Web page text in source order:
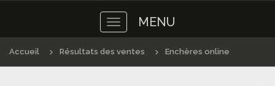
Toggle
navigation
MENU
Accueil Résultats des ventes Enchères online